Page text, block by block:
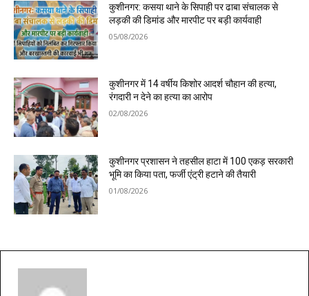
कुशीनगर: कसया थाने के सिपाही पर ढाबा संचालक से
लड़की की डिमांड और मारपीट पर बड़ी कार्यवाही
05/08/2026
कुशीनगर में 14 वर्षीय किशोर आदर्श चौहान की हत्या,
रंगदारी न देने का हत्या का आरोप
02/08/2026
कुशीनगर प्रशासन ने तहसील हाटा में 100 एकड़ सरकारी
भूमि का किया पता, फर्जी एंट्री हटाने की तैयारी
01/08/2026